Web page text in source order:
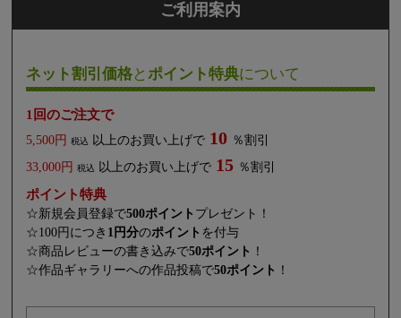
ご利用案内
ネット割引価格とポイント特典について
1回のご注文で
5,500円 税込 以上のお買い上げで 10 ％割引
33,000円
税込 以上のお買い上げで 15 ％割引
ポイント特典
☆新規会員登録で500ポイント プレゼント！
☆100円につき 1円分のポイント を付与
☆商品レビューの書き込みで50ポイント ！
☆作品ギャラリーへの作品投稿で50ポイント ！